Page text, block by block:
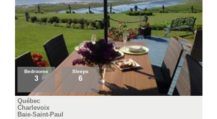
Bedrooms
3
Sleeps
6
Québec
Charlevoix
Baie-Saint-Paul